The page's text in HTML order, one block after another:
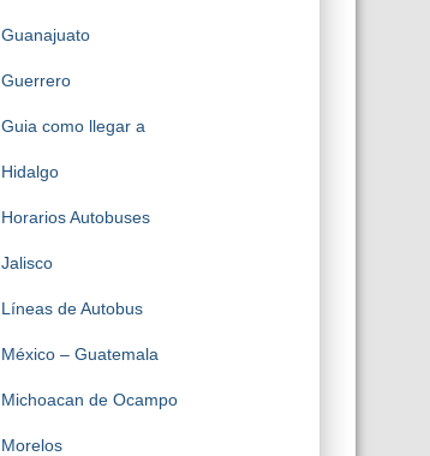
Guanajuato
Guerrero
Guia como llegar a
Hidalgo
Horarios Autobuses
Jalisco
Líneas de Autobus
México – Guatemala
Michoacan de Ocampo
Morelos